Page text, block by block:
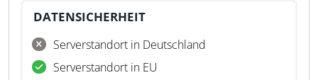
DATENSICHERHEIT
Serverstandort in Deutschland
Serverstandort in EU